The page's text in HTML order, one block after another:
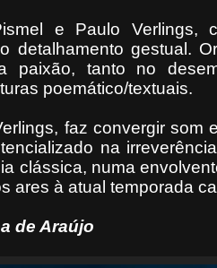
e Paulo Verlings,
detalhamento gestual.
paixão, tanto no
poemático/textuais.
faz convergir som
na
clássica, numa
ares à atual temporada
de Araújo